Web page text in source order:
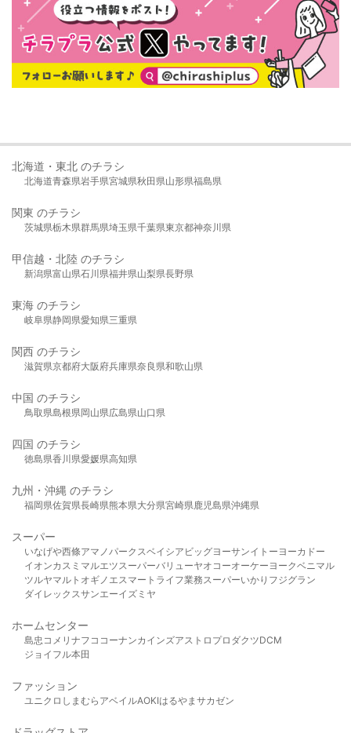
北海道・東北 のチラシ
北海道青森県岩手県宮城県秋田県山形県福島県
関東 のチラシ
茨城県栃木県群馬県埼玉県千葉県東京都神奈川県
甲信越・北陸 のチラシ
新潟県富山県石川県福井県山梨県長野県
東海 のチラシ
岐阜県静岡県愛知県三重県
関西 のチラシ
滋賀県京都府大阪府兵庫県奈良県和歌山県
中国 のチラシ
鳥取県島根県岡山県広島県山口県
四国 のチラシ
徳島県香川県愛媛県高知県
九州・沖縄 のチラシ
福岡県佐賀県長崎県熊本県大分県宮崎県鹿児島県沖縄県
スーパー
いなげや西條アマノパークスベイシア ビッグヨーサンイトーヨーカドー
イオンカスミ マルエツスーパーバリューヤオコーオーケー ヨークベニマル
ツルヤマルト オギノ エスマート ライフ業務スーパーいかり フジグラン
ダイレックスサンエーイズミヤ
ホームセンター
島忠 コメリ ナフコ コーナンカインズアストロプロダクツDCM
ジョイフル本田
ファッション
ユニクロ しまむら アベイルAOKIはるやま サカゼン